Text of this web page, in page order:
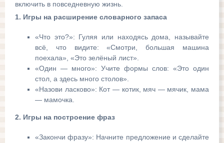
включить в повседневную жизнь.
1. Игры на расширение словарного запаса
«Что это?»: Гуляя или находясь дома, называйте
всё, что видите: «Смотри, большая машина
поехала», «Это зелёный лист».
«Один — много»: Учите формы слов: «Это один
стол, а здесь много столов».
«Назови ласково»: Кот — котик, мяч — мячик, мама
— мамочка.
2. Игры на построение фраз
«Закончи фразу»: Начните предложение и сделайте